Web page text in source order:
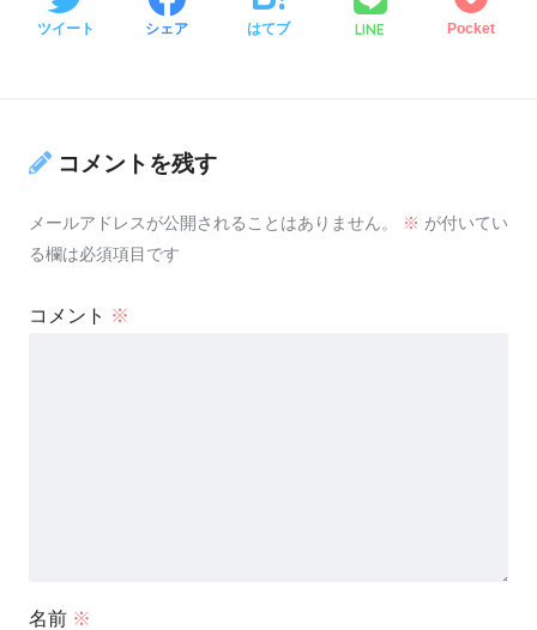
ツイート シェア はてブ LINE Pocket
コメントを残す
メールアドレスが公開されることはありません。 ※ が付いてい
る欄は必須項目です
コメント ※
名前 ※